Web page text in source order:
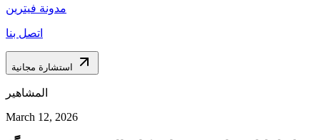
مدونة فيترين
اتصل بنا
استشارة مجانية
المشاهير
March 12, 2026